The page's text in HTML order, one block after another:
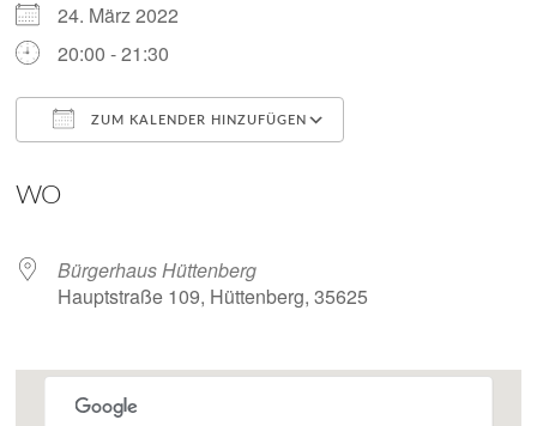
24. März 2022
20:00 - 21:30
ZUM KALENDER HINZUFÜGEN
WO
Bürgerhaus Hüttenberg
Hauptstraße 109, Hüttenberg, 35625